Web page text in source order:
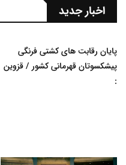
اخبار جدید
پایان رقابت های کشتی فرنگی
پیشکسوتان قهرمانی کشور / قزوین
: